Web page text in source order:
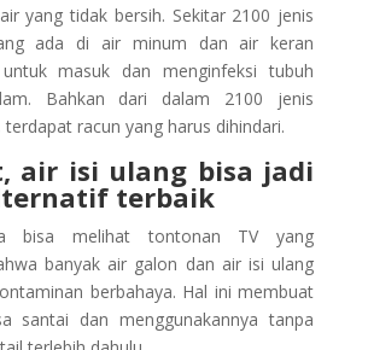
yang tidak bersih. Sekitar 2100 jenis
ada di air minum dan air keran
masuk dan menginfeksi tubuh
Bahkan dari dalam 2100 jenis
racun yang harus dihindari.
air isi ulang bisa jadi
terbaik
bisa melihat tontonan TV yang
banyak air galon dan air isi ulang
berbahaya. Hal ini membuat
santai dan menggunakannya tanpa